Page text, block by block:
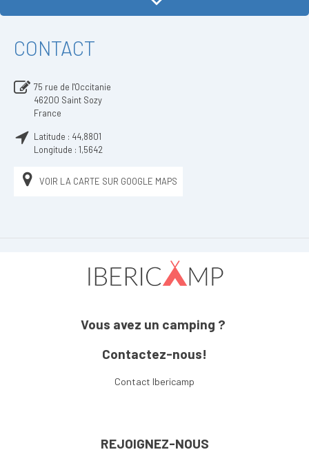
CONTACT
75 rue de l'Occitanie
46200 Saint Sozy
France
Latitude : 44,8801
Longitude : 1,5642
VOIR LA CARTE SUR GOOGLE MAPS
Vous avez un camping ?
Contactez-nous!
Contact Ibericamp
REJOIGNEZ-NOUS